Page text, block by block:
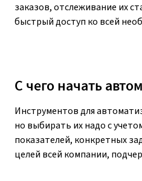
заказов, отслеживание их
быстрый доступ ко всей
С чего начать
Инструментов для
но выбирать их надо с
показателей, конкретных
целей всей компании,